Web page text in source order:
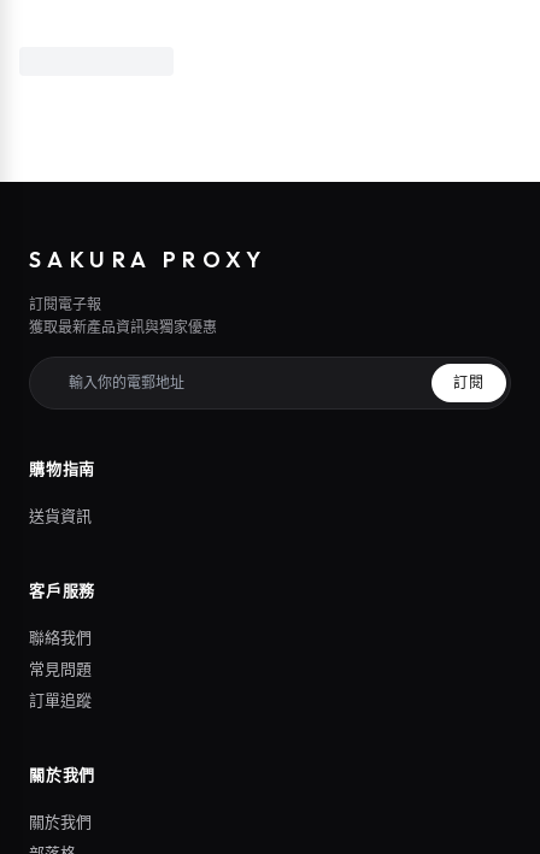
SAKURA PROXY
訂閱電子報
獲取最新產品資訊與獨家優惠
訂閱
購物指南
送貨資訊
客戶服務
聯絡我們
常見問題
訂單追蹤
關於我們
關於我們